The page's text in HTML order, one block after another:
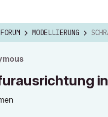
FORUM MODELLIERUNG